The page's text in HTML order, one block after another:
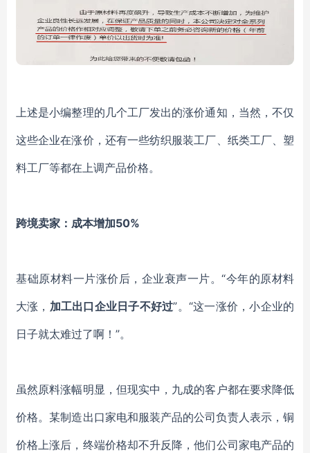
上述是小编整理的几个工厂发出的涨价通知，当然，不仅
这些企业在涨价，还有一些纺织服装工厂、纸类工厂、塑
料工厂等都在上调产品价格。
跨境卖家：成本增加50%
基础原材料一片涨价 后 ， 企业衰声一片。 “今年的原材料
大涨， 加工出口企业日子不好过”。“这一涨价，小企业的
日子就太难过了啊！ ”。
虽然原料涨幅明显，但现实中，九成的客户都在要求降低
价格。某制造出口家电和服装产品的公司负责人表示，铜
价格上涨后，终端价格却不升反降，他们公司家电产品的